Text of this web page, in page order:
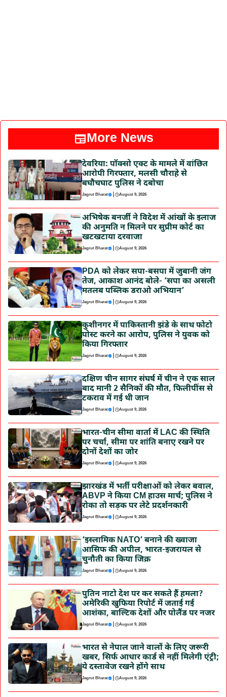
More News
देवरिया: पॉक्सो एक्ट के मामले में वांछित
आरोपी गिरफ्तार, मलसी चौराहे से
बघौचघाट पुलिस ने दबोचा
Jagrut Bharat | August 9, 2026
अभिषेक बनर्जी ने विदेश में आंखों के इलाज
की अनुमति न मिलने पर सुप्रीम कोर्ट का
खटखटाया दरवाजा
Jagrut Bharat | August 9, 2026
PDA को लेकर सपा-बसपा में जुबानी जंग
तेज, आकाश आनंद बोले- ‘सपा का असली
मतलब पब्लिक डराओ अभियान’
Jagrut Bharat | August 9, 2026
कुशीनगर में पाकिस्तानी झंडे के साथ फोटो
पोस्ट करने का आरोप, पुलिस ने युवक को
किया गिरफ्तार
Jagrut Bharat | August 9, 2026
दक्षिण चीन सागर संघर्ष में चीन ने एक साल
बाद मानी 2 सैनिकों की मौत, फिलीपींस से
टकराव में गई थी जान
Jagrut Bharat | August 9, 2026
भारत-चीन सीमा वार्ता में LAC की स्थिति
पर चर्चा, सीमा पर शांति बनाए रखने पर
दोनों देशों का जोर
Jagrut Bharat | August 9, 2026
झारखंड में भर्ती परीक्षाओं को लेकर बवाल,
ABVP ने किया CM हाउस मार्च; पुलिस ने
रोका तो सड़क पर लेटे प्रदर्शनकारी
Jagrut Bharat | August 9, 2026
‘इस्लामिक NATO’ बनाने की ख्वाजा
आसिफ की अपील, भारत-इजरायल से
चुनौती का किया जिक्र
Jagrut Bharat | August 9, 2026
पुतिन नाटो देश पर कर सकते हैं हमला?
अमेरिकी खुफिया रिपोर्ट में जताई गई
आशंका, बाल्टिक देशों और पोलैंड पर नजर
Jagrut Bharat | August 9, 2026
भारत से नेपाल जाने वालों के लिए जरूरी
खबर, सिर्फ आधार कार्ड से नहीं मिलेगी एंट्री;
ये दस्तावेज रखने होंगे साथ
Jagrut Bharat | August 9, 2026